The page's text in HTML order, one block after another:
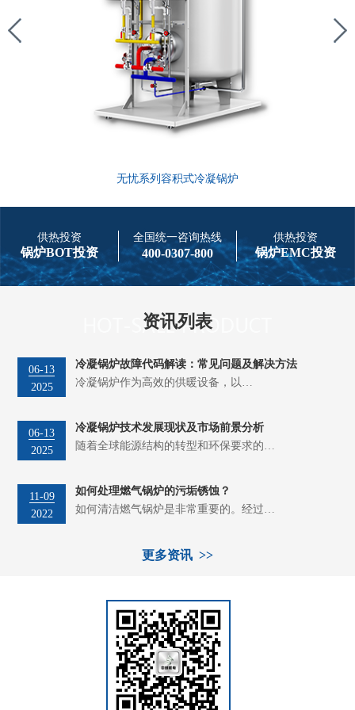
无忧系列容积式冷凝锅炉
供热投资
锅炉BOT投资
全国统一咨询热线
400-0307-800
供热投资
锅炉EMC投资
资讯列表
06-13
2025
冷凝锅炉故障代码解读：常见问题及解决方法
冷凝锅炉作为高效的供暖设备，以…
06-13
2025
冷凝锅炉技术发展现状及市场前景分析
随着全球能源结构的转型和环保要求的…
11-09
2022
如何处理燃气锅炉的污垢锈蚀？
如何清洁燃气锅炉是非常重要的。经过…
更多资讯 >>